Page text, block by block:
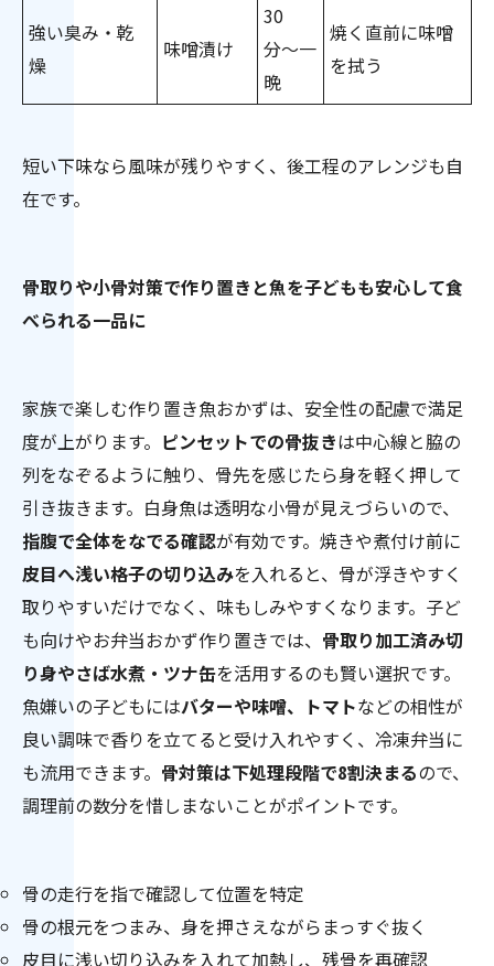
強い臭み・乾
燥
味噌漬け
30
分〜一
晩
焼く直前に味噌
を拭う
短い下味なら風味が残りやすく、後工程のアレンジも自
在です。
骨取りや小骨対策で作り置きと魚を子どもも安心して食
べられる一品に
家族で楽しむ作り置き魚おかずは、安全性の配慮で満足
度が上がります。 ピンセットでの骨抜きは中心線と脇の
列をなぞるように触り、骨先を感じたら身を軽く押して
引き抜きます。白身魚は透明な小骨が見えづらいので、
指腹で全体をなでる確認が有効です。焼きや煮付け前に
皮目へ浅い格子の切り込みを入れると、骨が浮きやすく
取りやすいだけでなく、味もしみやすくなります。子ど
も向けやお弁当おかず作り置きでは、 骨取り加工済み切
り身やさば水煮・ツナ缶を活用するのも賢い選択です。
魚嫌いの子どもにはバターや味噌、トマトなどの相性が
良い調味で香りを立てると受け入れやすく、冷凍弁当に
も流用できます。 骨対策は下処理段階で8割決まるので、
調理前の数分を惜しまないことがポイントです。
骨の走行を指で確認して位置を特定
骨の根元をつまみ、身を押さえながらまっすぐ抜く
皮目に浅い切り込みを入れて加熱し、残骨を再確認